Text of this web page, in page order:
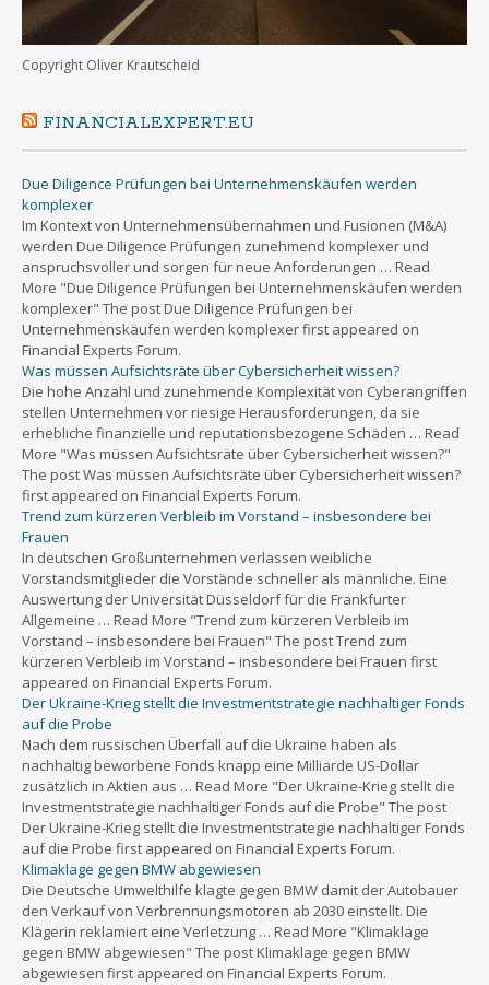
Copyright Oliver Krautscheid
FINANCIALEXPERT.EU
Due Diligence Prüfungen bei Unternehmenskäufen werden
komplexer
Im Kontext von Unternehmensübernahmen und Fusionen (M&A)
werden Due Diligence Prüfungen zunehmend komplexer und
anspruchsvoller und sorgen für neue Anforderungen … Read
More "Due Diligence Prüfungen bei Unternehmenskäufen werden
komplexer" The post Due Diligence Prüfungen bei
Unternehmenskäufen werden komplexer first appeared on
Financial Experts Forum.
Was müssen Aufsichtsräte über Cybersicherheit wissen?
Die hohe Anzahl und zunehmende Komplexität von Cyberangriffen
stellen Unternehmen vor riesige Herausforderungen, da sie
erhebliche finanzielle und reputationsbezogene Schäden … Read
More "Was müssen Aufsichtsräte über Cybersicherheit wissen?"
The post Was müssen Aufsichtsräte über Cybersicherheit wissen?
first appeared on Financial Experts Forum.
Trend zum kürzeren Verbleib im Vorstand – insbesondere bei
Frauen
In deutschen Großunternehmen verlassen weibliche
Vorstandsmitglieder die Vorstände schneller als männliche. Eine
Auswertung der Universität Düsseldorf für die Frankfurter
Allgemeine … Read More "Trend zum kürzeren Verbleib im
Vorstand – insbesondere bei Frauen" The post Trend zum
kürzeren Verbleib im Vorstand – insbesondere bei Frauen first
appeared on Financial Experts Forum.
Der Ukraine-Krieg stellt die Investmentstrategie nachhaltiger Fonds
auf die Probe
Nach dem russischen Überfall auf die Ukraine haben als
nachhaltig beworbene Fonds knapp eine Milliarde US-Dollar
zusätzlich in Aktien aus … Read More "Der Ukraine-Krieg stellt die
Investmentstrategie nachhaltiger Fonds auf die Probe" The post
Der Ukraine-Krieg stellt die Investmentstrategie nachhaltiger Fonds
auf die Probe first appeared on Financial Experts Forum.
Klimaklage gegen BMW abgewiesen
Die Deutsche Umwelthilfe klagte gegen BMW damit der Autobauer
den Verkauf von Verbrennungsmotoren ab 2030 einstellt. Die
Klägerin reklamiert eine Verletzung … Read More "Klimaklage
gegen BMW abgewiesen" The post Klimaklage gegen BMW
abgewiesen first appeared on Financial Experts Forum.